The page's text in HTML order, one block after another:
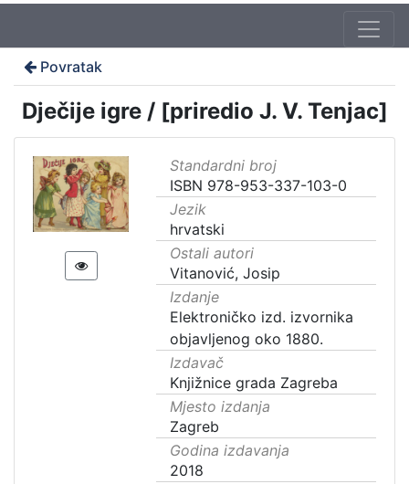
Povratak
Dječije igre / [priredio J. V. Tenjac]
Standardni broj
ISBN 978-953-337-103-0
Jezik
hrvatski
Ostali autori
Vitanović, Josip
Izdanje
Elektroničko izd. izvornika
objavljenog oko 1880.
Izdavač
Knjižnice grada Zagreba
Mjesto izdanja
Zagreb
Godina izdavanja
2018